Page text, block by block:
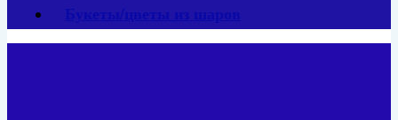
Букеты/цветы из шаров